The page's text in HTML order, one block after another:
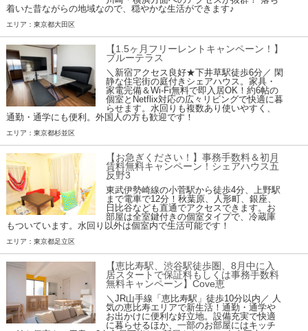
着いた昔ながらの地域なので、穏やかな生活ができます♪
エリア：東京都大田区
【1.5ヶ月フリーレントキャンペーン！】
ブルーテラス
＼新宿アクセス良好★下井草駅徒歩6分／ 閑
静な住宅街の庭付きシェアハウス。家具・
家電完備＆Wi-Fi無料で即入居OK！約6帖の
個室とNetflix対応の広々リビングで快適に暮
らせます。水回りも複数あり使いやすく、
通勤・通学にも便利。外国人の方も歓迎です！
エリア：東京都杉並区
【お急ぎください！】事務手数料＆初月
賃料無料キャンペーン！シェアハウス五
反野3
東武伊勢崎線の小菅駅から徒歩4分、上野駅
まで電車で12分！秋葉原、人形町、銀座、
日比谷なども直通でアクセスできます。お
部屋は全室鍵付きの個室タイプで、冷蔵庫
もついています。水回り以外は個室内で生活可能です！
エリア：東京都足立区
【恵比寿駅、渋谷駅徒歩圏、8月中に入
居スタートで保証料もしくは事務手数料
無料キャンペーン】Cove恵
＼JR山手線「恵比寿駅」徒歩10分以内／ 人
気の恵比寿エリアで新生活！通勤・通学や
お出かけに便利な好立地。設備充実で快適
に暮らせるほか、一部のお部屋にはキッチ